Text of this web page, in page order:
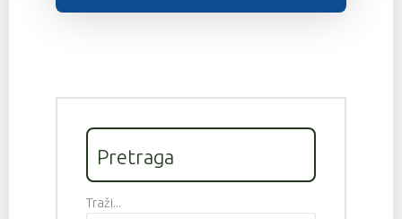
Pretraga
Traži...